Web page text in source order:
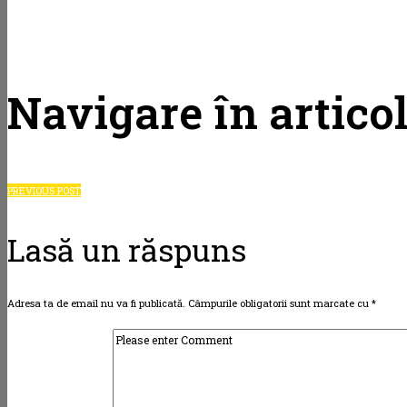
Navigare în
PREVIOUS POST
Lasă un răspuns
Adresa ta de email nu va fi publicată. Câmpurile obligatorii sunt marcate cu *